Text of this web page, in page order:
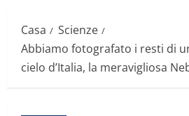
Casa
Scienze
Abbiamo fotografato i resti di
cielo d’Italia, la meravigliosa